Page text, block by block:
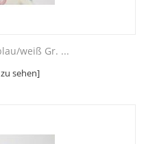
weiß Gr. ...
sehen]